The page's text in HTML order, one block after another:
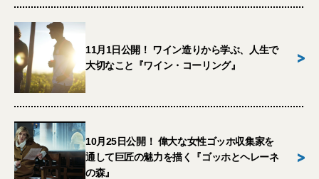
11月1日公開！ ワイン造りから学ぶ、人生で
大切なこと『ワイン・コーリング』
>
10月25日公開！ 偉大な女性ゴッホ収集家を
通して巨匠の魅力を描く『ゴッホとヘレーネ
の森』
>